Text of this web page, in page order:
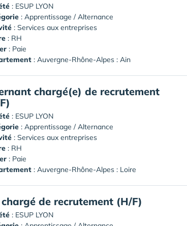
: ESUP LYON
: Apprentissage / Alternance
: Services aux entreprises
: RH
: Paie
: Auvergne-Rhône-Alpes : Ain
chargé(e) de recrutement
: ESUP LYON
: Apprentissage / Alternance
: Services aux entreprises
: RH
: Paie
: Auvergne-Rhône-Alpes : Loire
de recrutement (H/F)
: ESUP LYON